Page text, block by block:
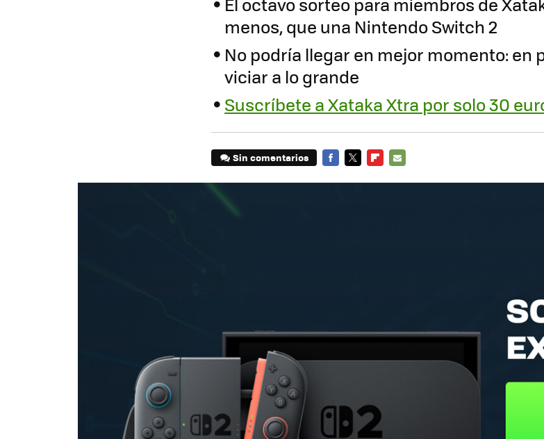
menos, que una Nintendo Switch 2
No podría llegar en mejor momento: en
viciar a lo grande
Suscríbete a Xataka Xtra por solo 30
Sin comentarios